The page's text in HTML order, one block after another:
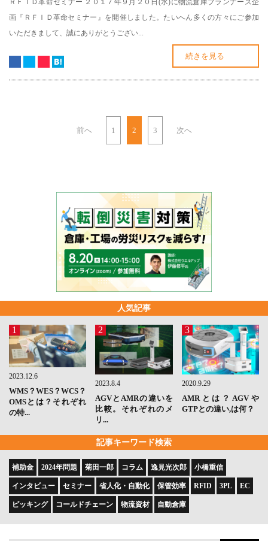
人気記事
1
2023.12.6
WMS？WES？WCS？
OMSとは？それぞれ
の特...
2
2023.8.4
AGVとAMRの違いを
比較。それぞれのメ
リ...
3
2020.9.29
AMRとは？AGVや
GTPとの違い,は何？
記事キーワード検索
補助金 2024年問題 菊田一郎 コラム 逸見光次郎 小橋重信
インタビュー セミナー 省人化・自動化 保管効率 RFID 3PL EC
ピッキング コールドチェーン 物流資材 自動倉庫
ＲＦＩＤ革命セミナー ２０１７年９月２０日(水)に物流倉庫プランナーズ企
画『ＲＦＩＤ革命セミナー』を開催しました。たいへん多くの方々にご参加
いただきまして、誠にありがとうござい...
続きを見る
前へ 1 2 3 次へ